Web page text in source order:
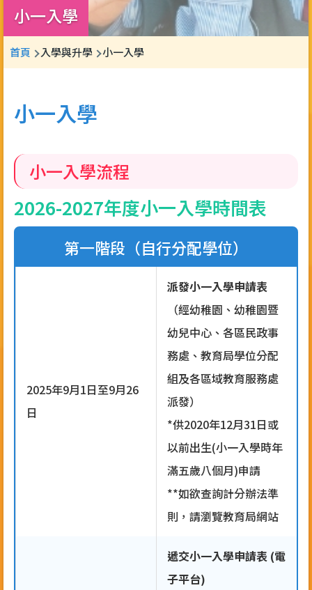
小一入學
導
航
結
首頁 入學與升學 小一入學
小一入學
小一入學流程
2026-2027年度小一入學時間表
第一階段（自行分配學位）
2025年9月1日至9月26
日
派發小一入學申請表
（經幼稚園、幼稚園暨
幼兒中心、各區民政事
務處、教育局學位分配
組及各區域教育服務處
派發）
*供2020年12月31日或
以前出生(小一入學時年
滿五歲八個月)申請
**如欲查詢計分辦法準
則，請瀏覽教育局網站
遞交小一入學申請表 (電
子平台)